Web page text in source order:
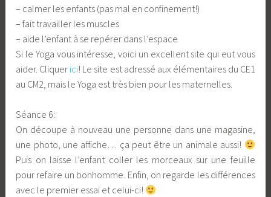
– calmer les enfants (pas mal en confinement!)
– fait travailler les muscles
– aide l’enfant à se repérer dans l’espace
Si le Yoga vous intéresse, voici un excellent site qui eut vous
aider. Cliquer ici! Le site est adressé aux élémentaires du CE1
au CM2, mais le Yoga est très bien pour les maternelles.
Séance 6:
On découpe à nouveau une personne dans une magasine,
une photo, une affiche… ça peut être un animale aussi!
Puis on laisse l’enfant coller les morceaux sur une feuille
pour refaire un bonhomme. Enfin, on regarde les différences
avec le premier essai et celui-ci!